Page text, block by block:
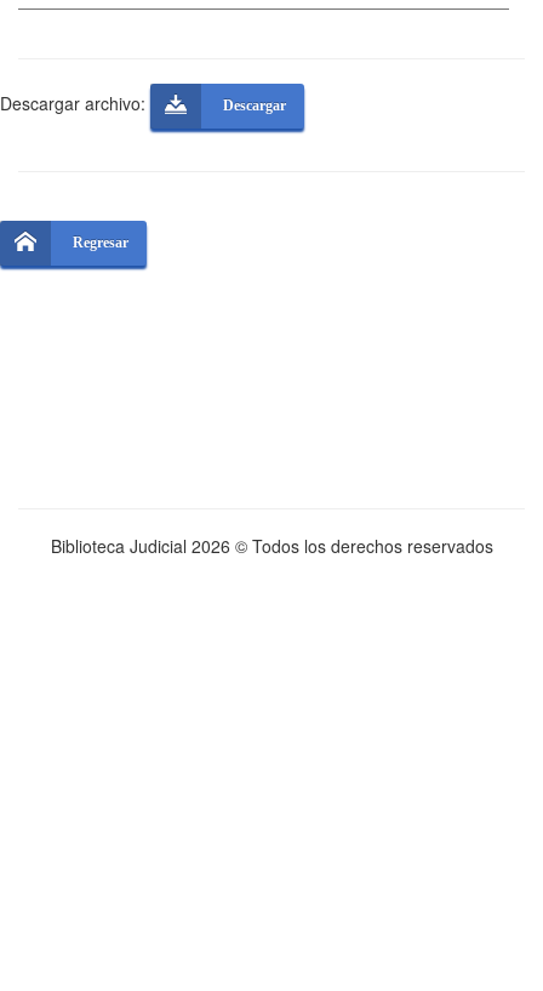
Descargar archivo: Descargar
Regresar
Biblioteca Judicial 2026 © Todos los derechos reservados